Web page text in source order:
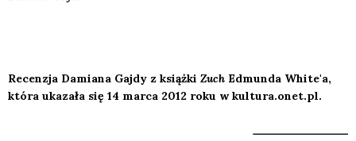
Recenzja Damiana Gajdy z książki Zuch Edmunda White'a,
która ukazała się 14 marca 2012 roku w kultura.onet.pl.